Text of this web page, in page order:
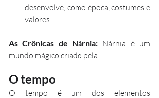
desenvolve, como época, costumes e
valores.
As Crônicas de Nárnia: Nárnia é um
mundo mágico criado pela
O tempo
O tempo é um dos elementos